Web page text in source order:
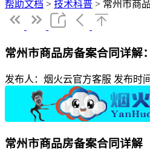
帮助文档 > 技术科普 > 常州市商
常州市商品房备案合同详解
发布人：烟火云官方客服 发布时
常州市商品房备案合同详解